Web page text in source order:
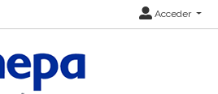
Acceder